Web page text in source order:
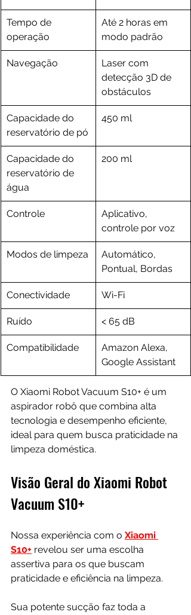
Tempo de
operação
Até 2 horas em
modo padrão
Navegação
Laser com
detecção 3D de
obstáculos
Capacidade do
reservatório de pó
450 ml
Capacidade do
reservatório de
água
200 ml
Controle
Aplicativo,
controle por voz
Modos de limpeza
Automático,
Pontual, Bordas
Conectividade Wi-Fi
Ruído < 65 dB
Compatibilidade
Amazon Alexa,
Google Assistant
O Xiaomi Robot Vacuum S10+ é um
aspirador robô que combina alta
tecnologia e desempenho eficiente,
ideal para quem busca praticidade na
limpeza doméstica.
Visão Geral do Xiaomi Robot
Vacuum S10+
Nossa experiência com o Xiaomi
S10+ revelou ser uma escolha
assertiva para os que buscam
praticidade e eficiência na limpeza.
Sua potente sucção faz toda a